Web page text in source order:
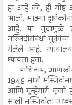
हा आहे की, ही गोष्ट
आली. माझ्या
आहे. या मुद्यामुळे
मस्जिदीसंबंधी
गेलेले आहे.
घ्यायला हवा.
याशिवाय,
1949 मध्ये
आणि गुन्हेगारी कृती
साली मस्जिदीला